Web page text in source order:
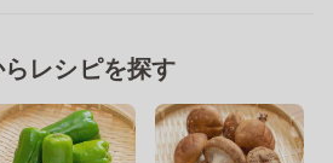
レシピを探す